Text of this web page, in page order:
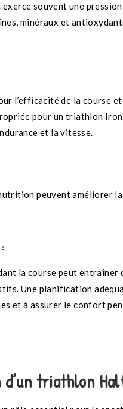
souvent une
minéraux et
l’efficacité de la course
pour un triathlon
et la vitesse.
peuvent
la course peut
Une planification
et à assurer le confort
triathlon